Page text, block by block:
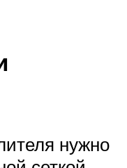
нужно